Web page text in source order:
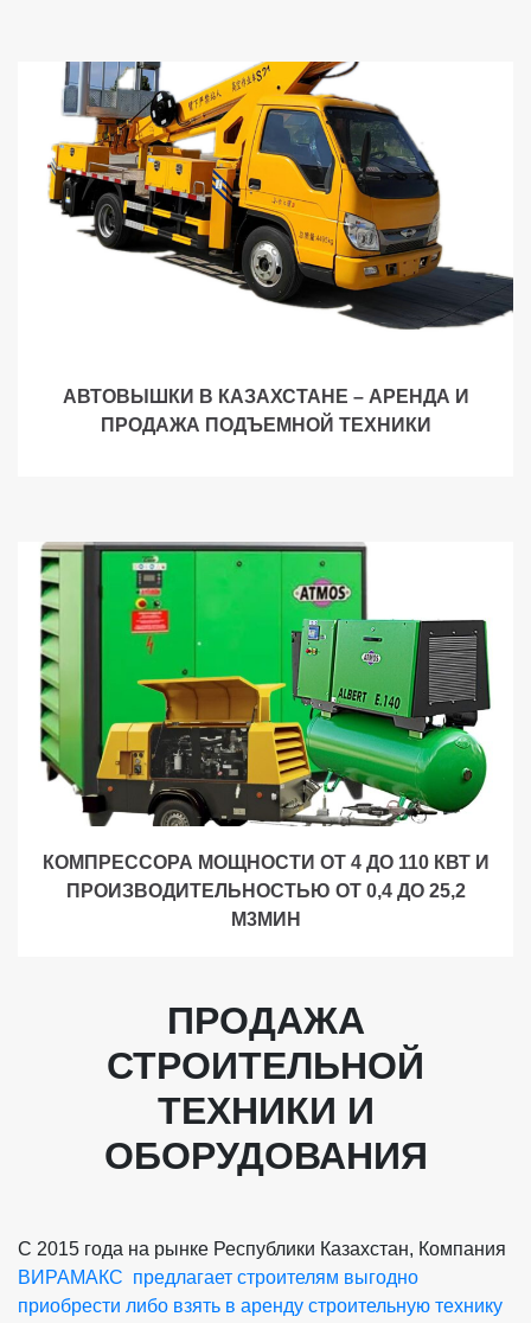
АВТОВЫШКИ В КАЗАХСТАНЕ – АРЕНДА И
ПРОДАЖА ПОДЪЕМНОЙ ТЕХНИКИ
КОМПРЕССОРА МОЩНОСТИ ОТ 4 ДО 110 КВТ И
ПРОИЗВОДИТЕЛЬНОСТЬЮ ОТ 0,4 ДО 25,2
М3МИН
ПРОДАЖА
СТРОИТЕЛЬНОЙ
ТЕХНИКИ И
ОБОРУДОВАНИЯ
С 2015 года на рынке Республики Казахстан, Компания
ВИРАМАКС предлагает строителям выгодно
приобрести либо взять в аренду строительную технику